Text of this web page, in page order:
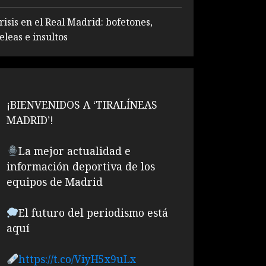
en el Real Madrid: bofetones,
e insultos
¡BIENVENIDOS A ‘TIRALÍNEAS
MADRID’!
La mejor actualidad e
información deportiva de los
equipos de Madrid
El futuro del periodismo está
aquí
https://t.co/ViyH5x9uLx